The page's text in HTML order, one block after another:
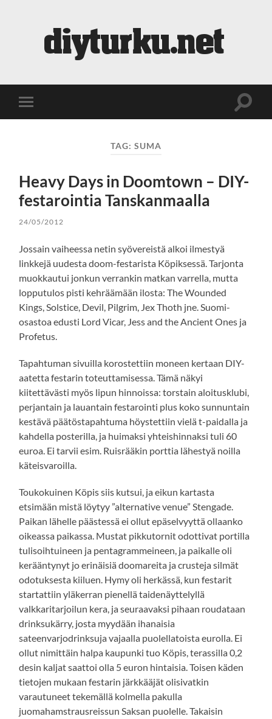
Toggle
mobile
Toggle
TAG: SUMA
Heavy Days in Doomtown – DIY-
festarointia Tanskanmaalla
24/05/2012
Jossain vaiheessa netin syövereistä alkoi ilmestyä
linkkejä uudesta doom-festarista Köpiksessä. Tarjonta
muokkautui jonkun verrankin matkan varrella, mutta
lopputulos pisti kehräämään ilosta: The Wounded
Kings, Solstice, Devil, Pilgrim, Jex Thoth jne. Suomi-
osastoa edusti Lord Vicar, Jess and the Ancient Ones ja
Profetus.
Tapahtuman sivuilla korostettiin moneen kertaan DIY-
aatetta festarin toteuttamisessa. Tämä näkyi
kiitettävästi myös lipun hinnoissa: torstain aloitusklubi,
perjantain ja lauantain festarointi plus koko sunnuntain
kestävä päätöstapahtuma höystettiin vielä t-paidalla ja
kahdella posterilla, ja huimaksi yhteishinnaksi tuli 60
euroa. Ei tarvii esim. Ruisrääkin porttia lähestyä noilla
käteisvaroilla.
Toukokuinen Köpis siis kutsui, ja eikun kartasta
etsimään mistä löytyy ”alternative venue” Stengade.
Paikan lähelle päästessä ei ollut epäselvyyttä ollaanko
oikeassa paikassa. Mustat pikkutornit odottivat portilla
tulisoihtuineen ja pentagrammeineen, ja paikalle oli
kerääntynyt jo erinäisiä doomareita ja crusteja silmät
odotuksesta kiiluen. Hymy oli herkässä, kun festarit
startattiin yläkerran pienellä taidenäyttelyllä
valkkaritarjoilun kera, ja seuraavaksi pihaan roudataan
drinksukärry, josta myydään ihanaisia
sateenvarjodrinksuja vajaalla puolellatoista eurolla. Ei
ollut nimittäin halpa kaupunki tuo Köpis, terassilla 0,2
desin kaljat saattoi olla 5 euron hintaisia. Toisen käden
tietojen mukaan festarin järkkääjät olisivatkin
varautuneet tekemällä kolmella pakulla
juomahamstrausreissun Saksan puolelle. Takaisin